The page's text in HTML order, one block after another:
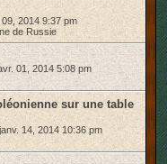
2014 9:37 pm
de Russie
01, 2014 5:08 pm
sur une table
14, 2014 10:36 pm